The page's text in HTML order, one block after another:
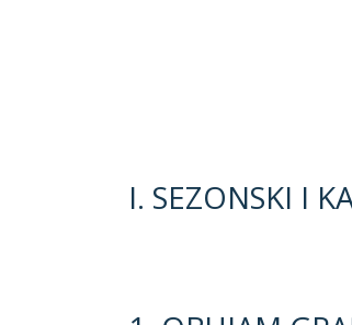
I. SEZONSKI I